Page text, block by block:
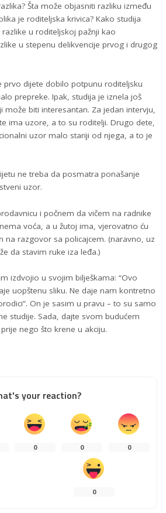
Šta može objasniti razliku između
je roditeljska krivica? Kako studija
u roditeljskoj pažnji kao
u stepenu delikvencije prvog i drugog
prvo dijete dobilo potpunu roditeljsku
prepreke. Ipak, studija je iznela još
biti interesantan. Za jedan intervju,
ima uzore, a to su roditelji. Drugo dete,
uzor malo stariji od njega, a to je
ne treba da posmatra ponašanje
uzor.
i počnem da vičem na radnike
voća, a u žutoj ima, vjerovatno ću
na razgovor sa policajcem. (naravno, uz
da stavim ruke iza leđa.)
izdvojio u svojim bilješkama: “Ovo
uopštenu sliku. Ne daje nam kontretno
On je sasim u pravu – to su samo
studije. Sada, dajte svom budućem
nego što krene u akciju.
your reaction?
0 0 0
0